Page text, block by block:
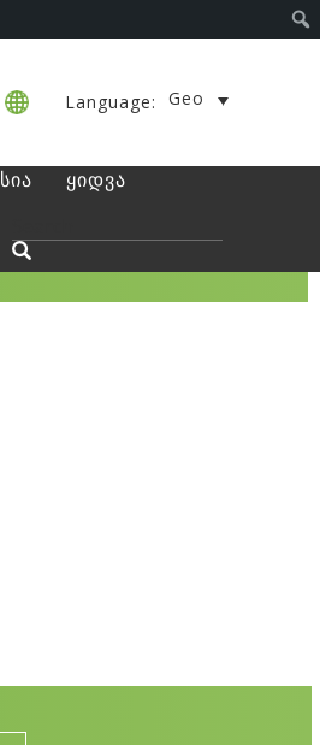
Language: Geo
ყიდვა